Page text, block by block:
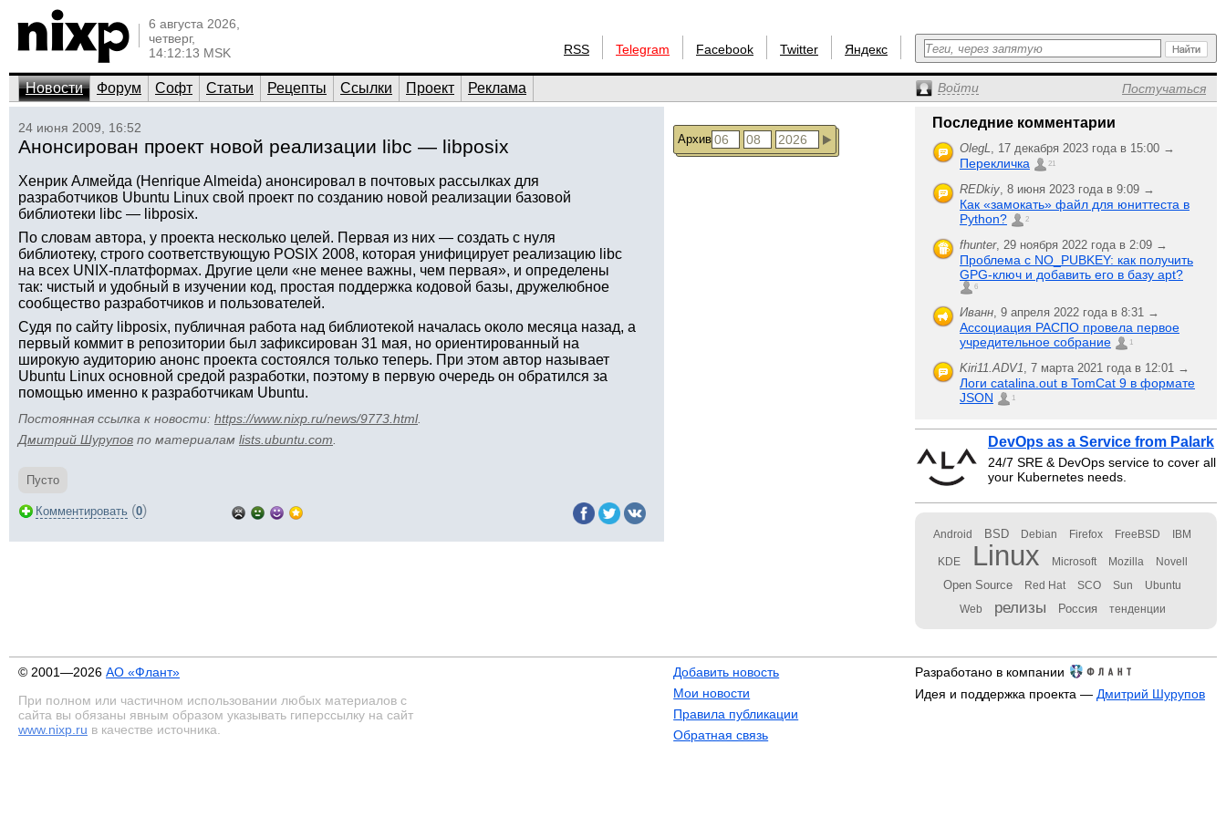
6 августа 2026,
четверг,
14:12:13 MSK
RSS Telegram Facebook Twitter Яндекс
Новости Форум Софт Статьи Рецепты Ссылки Проект Реклама Войти Постучаться
24 июня 2009, 16:52
Анонсирован проект новой реализации libc — libposix
Хенрик Алмейда (Henrique Almeida) анонсировал в почтовых рассылках для
разработчиков Ubuntu Linux свой проект по созданию новой реализации базовой
библиотеки libc — libposix.
По словам автора, у проекта несколько целей. Первая из них — создать с нуля
библиотеку, строго соответствующую POSIX 2008, которая унифицирует реализацию libc
на всех UNIX-платформах. Другие цели «не менее важны, чем первая», и определены
так: чистый и удобный в изучении код, простая поддержка кодовой базы, дружелюбное
сообщество разработчиков и пользователей.
Судя по сайту libposix, публичная работа над библиотекой началась около месяца назад, а
первый коммит в репозитории был зафиксирован 31 мая, но ориентированный на
широкую аудиторию анонс проекта состоялся только теперь. При этом автор называет
Ubuntu Linux основной средой разработки, поэтому в первую очередь он обратился за
помощью именно к разработчикам Ubuntu.
Постоянная ссылка к новости: https://www.nixp.ru/news/9773.html.
Дмитрий Шурупов по материалам lists.ubuntu.com
Пусто
Комментировать (0)
Архив
Последние комментарии
OlegL, 17 декабря 2023 года в 15:00 →
Перекличка 21
REDkiy, 8 июня 2023 года в 9:09 →
Как «замокать» файл для юниттеста в
Python?
2
fhunter, 29 ноября 2022 года в 2:09 →
Проблема с NO_PUBKEY: как получить
GPG-ключ и добавить его в базу apt?
6
Иванн, 9 апреля 2022 года в 8:31 →
Ассоциация РАСПО провела первое
учредительное собрание
1
Kiri11.ADV1, 7 марта 2021 года в 12:01 →
Логи catalina.out в TomCat 9 в формате
JSON
1
DevOps as a Service from Palark
24/7 SRE & DevOps service to cover all
your Kubernetes needs.
Android BSD Debian Firefox FreeBSD IBM
KDE Linux Microsoft Mozilla Novell
Open Source Red Hat SCO Sun Ubuntu
Web релизы Россия тенденции
© 2001—2026 АО «Флант»
При полном или частичном использовании любых материалов с
сайта вы обязаны явным образом указывать гиперссылку на сайт
www.nixp.ru в качестве источника.
Добавить новость
Мои новости
Правила публикации
Обратная связь
Разработано в компании
Идея и поддержка проекта — Дмитрий Шурупов